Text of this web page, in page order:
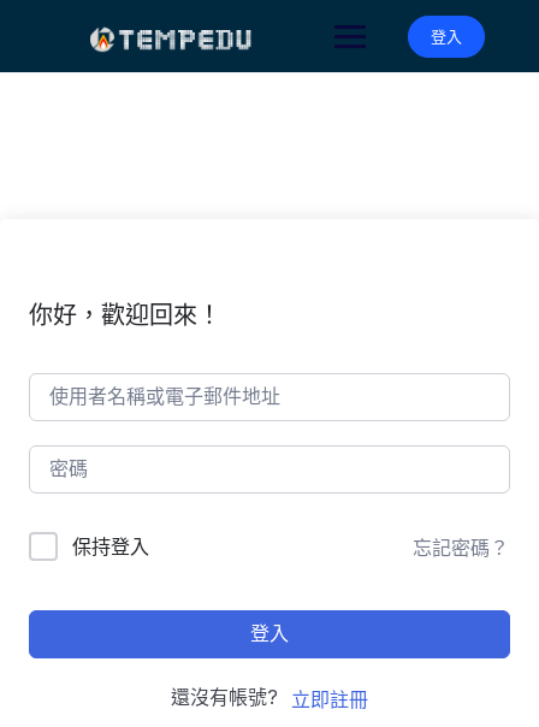
登入
你好，歡迎回來！
保持登入 忘記密碼？
登入
還沒有帳號? 立即註冊